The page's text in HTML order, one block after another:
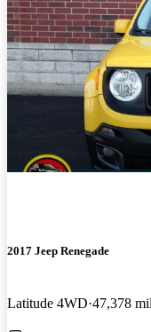
2017 Jeep Renegade
Latitude 4WD 47,378